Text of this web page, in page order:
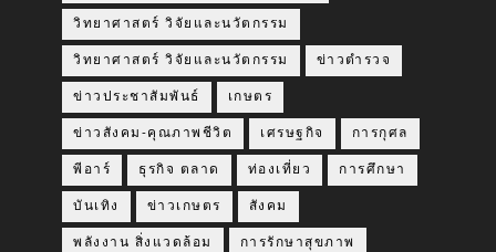
วิทยาศาสตร์ วิจัยและนวัตกรรม
วิทยาศาสตร์ วิจัยและนวัตกรรม ข่าวตำรวจ
ข่าวประชาสัมพันธ์ เกษตร
ข่าวสังคม-คุณภาพชีวิต เศรษฐกิจ การกุศล
พีอาร์ ธุรกิจ ตลาด ท่องเที่ยว การศึกษา
บันเทิง ข่าวเกษตร สังคม
พลังงาน สิ่งแวดล้อม การรักษาสุขภาพ